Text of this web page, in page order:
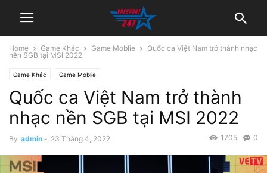
Home Game Khác Game Moblie
Quốc ca Việt Nam trở thành nhạc
nền SGB tại MSI 2022
Game Khác Game Moblie
Quốc ca Việt Nam trở thành
nhạc nền SGB tại MSI 2022
By admin - 23 Tháng 4, 2022 0
1705